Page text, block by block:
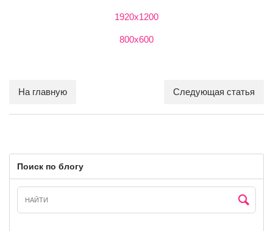
1920х1200
800х600
На главную Следующая статья
Поиск по блогу